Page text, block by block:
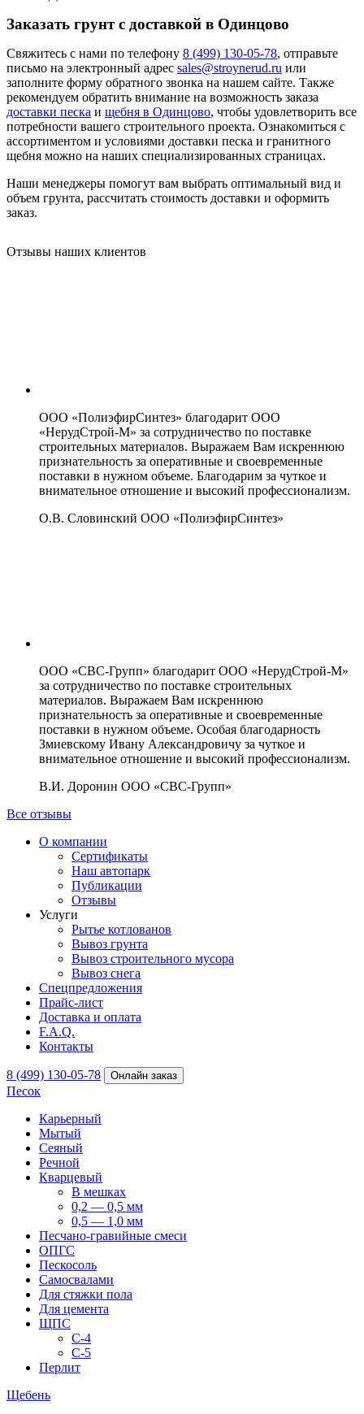
Заказать грунт с доставкой в Одинцово
Свяжитесь с нами по телефону 8 (499) 130-05-78, отправьте
письмо на электронный адрес sales@stroynerud.ru или
заполните форму обратного звонка на нашем сайте. Также
рекомендуем обратить внимание на возможность заказа
доставки песка и щебня в Одинцово, чтобы удовлетворить все
потребности вашего строительного проекта. Ознакомиться с
ассортиментом и условиями доставки песка и гранитного
щебня можно на наших специализированных страницах.
Наши менеджеры помогут вам выбрать оптимальный вид и
объем грунта, рассчитать стоимость доставки и оформить
заказ.
Отзывы наших клиентов
ООО «ПолиэфирСинтез» благодарит ООО
«НерудСтрой-М» за сотрудничество по поставке
строительных материалов. Выражаем Вам искреннюю
признательность за оперативные и своевременные
поставки в нужном объеме. Благодарим за чуткое и
внимательное отношение и высокий профессионализм.
О.В. Словинский ООО «ПолиэфирСинтез»
ООО «СВС-Групп» благодарит ООО «НерудСтрой-М»
за сотрудничество по поставке строительных
материалов. Выражаем Вам искреннюю
признательность за оперативные и своевременные
поставки в нужном объеме. Особая благодарность
Змиевскому Ивану Александровичу за чуткое и
внимательное отношение и высокий профессионализм.
В.И. Доронин ООО «СВС-Групп»
Все отзывы
О компании
Сертификаты
Наш автопарк
Публикации
Отзывы
Услуги
Рытье котлованов
Вывоз грунта
Вывоз строительного мусора
Вывоз снега
Спецпредложения
Прайс-лист
Доставка и оплата
F.A.Q.
Контакты
8 (499) 130-05-78 Онлайн заказ
Песок
Карьерный
Мытый
Сеяный
Речной
Кварцевый
В мешках
0,2 — 0,5 мм
0,5 — 1,0 мм
Песчано-гравийные смеси
ОПГС
Пескосоль
Самосвалами
Для стяжки пола
Для цемента
ЩПС
С-4
С-5
Перлит
Щебень